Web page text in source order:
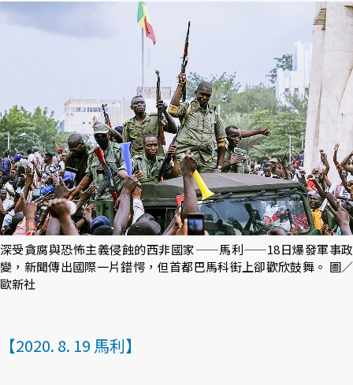
深受貪腐與恐怖主義侵蝕的西非國家——馬利——18日爆發軍事政
變，新聞傳出國際一片錯愕，但首都巴馬科街上卻歡欣鼓舞。 圖／
歐新社
【2020. 8. 19 馬利】